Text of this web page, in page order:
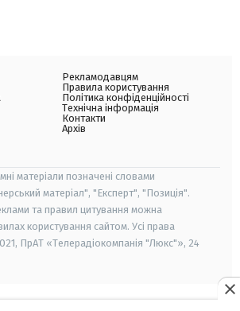
Рекламодавцям
Правила користування
Політика конфіденційності
Технічна інформація
Контакти
Архів
матеріали позначені словами
матеріал", "Експерт", "Позиція".
та правил цитування можна
користування сайтом. Усі права
ПрАТ «Телерадіокомпанія "Люкс"», 24